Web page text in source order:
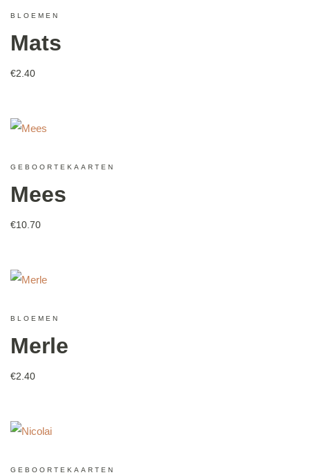
BLOEMEN
Mats
€2.40
GEBOORTEKAARTEN
Mees
€10.70
BLOEMEN
Merle
€2.40
GEBOORTEKAARTEN